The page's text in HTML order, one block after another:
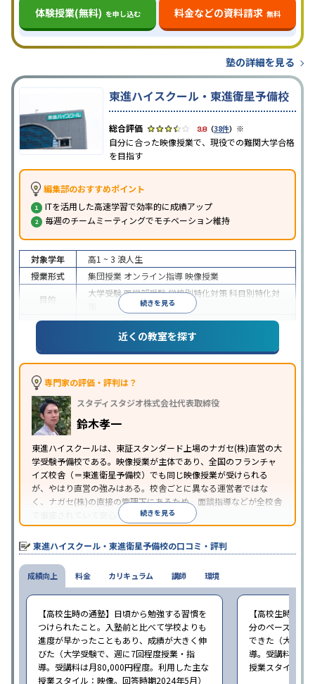
体験授業(無料) を申し込む 料金などの資料請求 無料
塾の詳細を見る
東進ハイスクール・東進衛星予備校
3.8（38件） ※
自分に合った映像授業で、現役での難関大学合格
を目指す
編集部のおすすめポイント
ITを活用した高速学習で効率的に成績アップ
毎週のチームミーティングでモチベーション維持
続きを見る
対象学年 高1 ~ 3 浪人生
授業形式
集団授業 オンライン指導映像授業
目的
大学受験医学部受験学校別特化対策科目別特化対
特待生・奨学金制度あり授業の振替可能学習に
PC・タブレットを利用1科目から受講可能
習のみの受講可
※2024年6月調査。大学受験塾・予備校のアンケート調査方法を参照
近くの教室を探す
専門家の評価・評判は？
スタディスタジオ株式会社代表取締役
鈴木孝一
東進ハイスクールは、東証スタンダード上場のナガセ(株)直営の大
学受験予備校である。映像授業が主体であり、全国のフランチャ
イズ校舎（＝東進衛星予備校）でも同じ映像授業が受けられる
が、やはり直営の強みはある。校舎ごとに異なる運営者ではな
く、ナガセ(株)の直接の管理下にあるため、面談指導などが全校舎
で徹底されていて安心できる。
東進衛星予備校は、運営会社により指導方針や校舎のルールが異
なる。体験授業では、授業のみで判断するのではなく、担当者や
校舎雰囲気、校舎での合格実績などを確認すると良いだろう。
続きを見る
東進ハイスクール・東進衛星予備校の口コミ・評判
成績向上
【高校生時の通塾】日頃から勉強する習慣を
つけられたこと。入塾前と比べて学校よりも
進度が早かったこともあり、成績が大きく伸
びた（大学受験で、週に7回程度授業・指
導。受講料は月80,000円程度。利用した主な
授業スタイル：映像。回答時期2024年5月）
【高校生時の通
分のペースで進
できた（大学受
導。受講料は月
授業スタイル：
料金 カリキュラム 講師 環境